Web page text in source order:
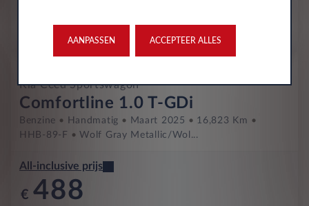
Kia Ceed Sportswagon
Comfortline 1.0 T-GDi
Benzine Handmatig Maart 2025
16,823 Km
HHB-89-F
Wolf Gray Metallic/Wol...
All-inclusive prijs
€ 488
AANPASSEN ACCEPTEER ALLES